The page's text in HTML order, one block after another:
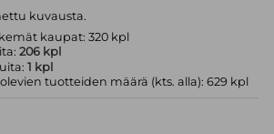
kuvausta.
kaupat: 320 kpl
206 kpl
1 kpl
tuotteiden määrä (kts. alla): 629 kpl